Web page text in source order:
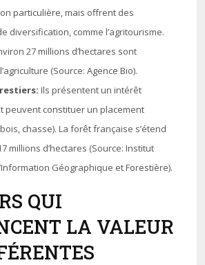
particulière, mais offrent des
diversification, comme l’agritourisme.
27 millions d’hectares sont
(Source: Agence Bio).
Ils présentent un intérêt
peuvent constituer un placement
chasse). La forêt française s’étend
millions d’hectares (Source: Institut
Géographique et Forestière).
QUI
LA VALEUR